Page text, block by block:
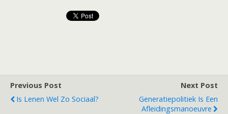
Previous Post
Is Lenen Wel Zo Sociaal?
Next Post
Generatiepolitiek Is Een
Afleidingsmanoeuvre